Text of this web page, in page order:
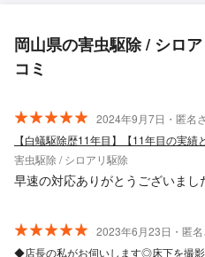
岡山県の害虫駆除 / シロ
コミ
2024年9月7日・匿名
害虫駆除 / シロアリ駆除
早速の対応ありがとうございまし
2023年6月23日・匿名